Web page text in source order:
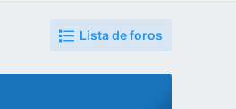
Lista de foros